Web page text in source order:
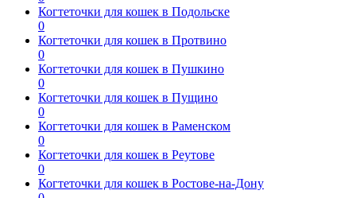
Когтеточки для кошек в Подольске
0
Когтеточки для кошек в Протвино
0
Когтеточки для кошек в Пушкино
0
Когтеточки для кошек в Пущино
0
Когтеточки для кошек в Раменском
0
Когтеточки для кошек в Реутове
0
Когтеточки для кошек в Ростове-на-Дону